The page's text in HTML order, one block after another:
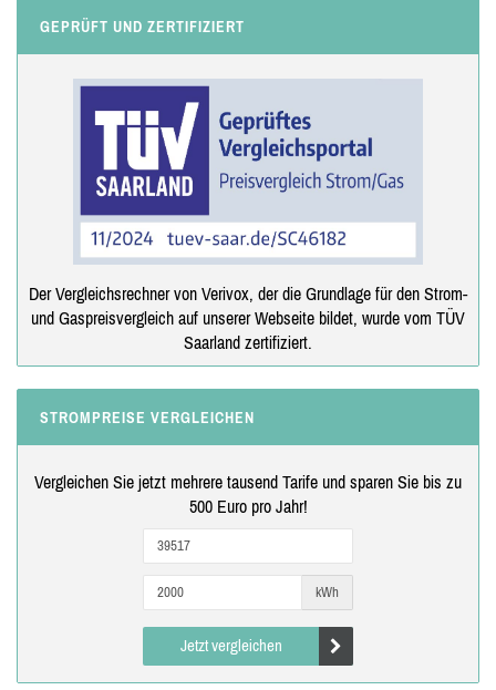
GEPRÜFT UND ZERTIFIZIERT
Der Vergleichsrechner von Verivox, der die Grundlage für den Strom-
und Gaspreisvergleich auf unserer Webseite bildet, wurde vom TÜV
Saarland zertifiziert.
STROMPREISE VERGLEICHEN
Vergleichen Sie jetzt mehrere tausend Tarife und sparen Sie bis zu
500 Euro pro Jahr!
kWh
Jetzt vergleichen